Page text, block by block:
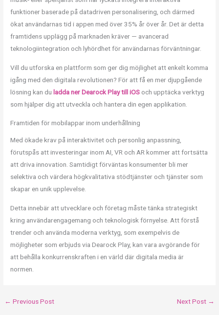
funktioner baserade på datadriven personalisering, och därmed
ökat användarnas tid i appen med över 35% år över år. Det är detta
framtidens upplägg på marknaden kräver — avancerad
teknologiintegration och lyhördhet för användarnas förväntningar.
Vill du utforska en plattform som ger dig möjlighet att enkelt komma
igång med den digitala revolutionen? För att få en mer djupgående
lösning kan du ladda ner Dearock Play till iOS och upptäcka verktyg
som hjälper dig att utveckla och hantera din egen applikation.
Framtiden för mobilappar inom underhållning
Med ökade krav på interaktivitet och personlig anpassning,
förutspås att investeringar inom AI, VR och AR kommer att fortsätta
att driva innovation. Samtidigt förväntas konsumenter bli mer
selektiva och värdera högkvalitativa stödtjänster och tjänster som
skapar en unik upplevelse.
Detta innebär att utvecklare och företag måste tänka strategiskt
kring användarengagemang och teknologisk förnyelse. Att förstå
trender och använda moderna verktyg, som exempelvis de
möjligheter som erbjuds via Dearock Play, kan vara avgörande för
att behålla konkurrenskraften i en värld där digitala media är
normen.
← Previous Post Next Post →